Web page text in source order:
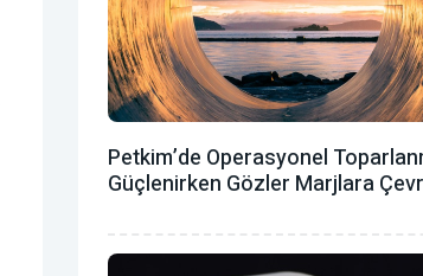
Petkim’de Operasyonel
Güçlenirken Gözler Marjlara